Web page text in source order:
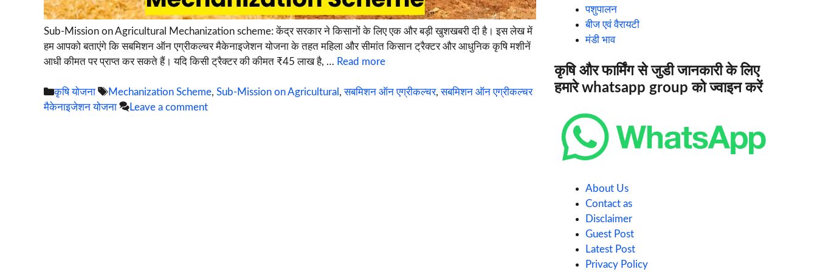
Sub-Mission on Agricultural Mechanization scheme: केंद्र सरकार ने किसानों के लिए एक और बड़ी खुशखबरी दी है। इस लेख में
हम आपको बताएंगे कि सबमिशन ऑन एग्रीकल्चर मैकेनाइजेशन योजना के तहत महिला और सीमांत किसान ट्रैक्टर और आधुनिक कृषि मशीनें
आधी कीमत पर प्राप्त कर सकते हैं। यदि किसी ट्रैक्टर की कीमत ₹45 लाख है, … Read more
Categories
कृषि योजना Tags
Mechanization Scheme, Sub-Mission on Agricultural ,सबमिशन ऑन एग्रीकल्चर,सबमिशन ऑन एग्रीकल्चर
मैकेनाइजेशन योजना
Leave a comment
पशुपालन
बीज एवं वैरायटी
मंडी भाव
कृषि और फार्मिंग से जुडी जानकारी के लिए
हमारे whatsapp group को ज्वाइन करें
About Us
Contact as
Disclaimer
Guest Post
Latest Post
Privacy Policy